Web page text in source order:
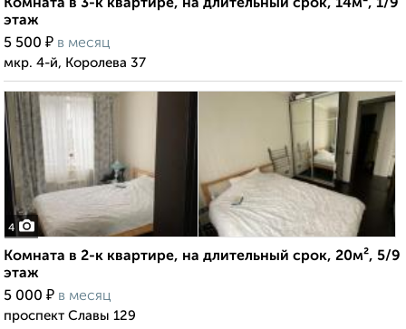
Комната в 3-к квартире, на длительный срок, 14м², 1/9
этаж
5 500 ₽ в месяц
мкр. 4-й, Королева 37
4
Комната в 2-к квартире, на длительный срок, 20м², 5/9
этаж
5 000 ₽ в месяц
проспект Славы 129